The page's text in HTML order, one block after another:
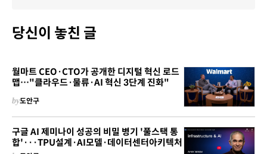
당신이 놓친 글
월마트 CEO·CTO가 공개한 디지털 혁신 로드
맵…"클라우드·물류·AI 혁신 3단계 진화"
by도안구
구글 AI 제미나이 성공의 비밀 병기 '풀스택 통
합'···TPU설계·AI모델·데이터센터아키텍처